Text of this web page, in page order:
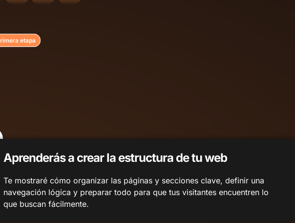
etapa
Aprenderás a crear la estructura de tu web
Te mostraré cómo organizar las páginas y secciones clave, definir una
navegación lógica y preparar todo para que tus visitantes encuentren lo
que buscan fácilmente.